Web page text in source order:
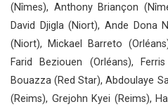
(Nîmes), Anthony Briançon
David Djigla (Niort), Ande Dona
(Niort), Mickael Barreto
Farid Beziouen (Orléans),
Bouazza (Red Star), Abdoulaye
(Reims), Grejohn Kyei (Reims),